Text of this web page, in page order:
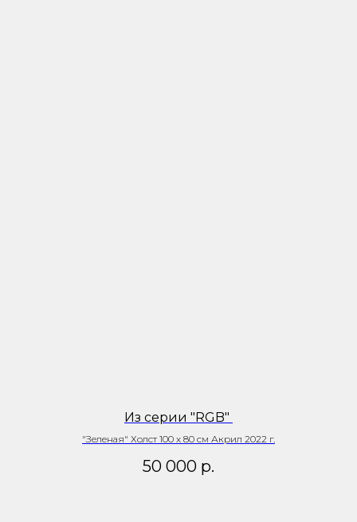
Из серии "RGB"
"Зеленая" Холст 100 х 80 см Акрил 2022 г.
50 000 р.